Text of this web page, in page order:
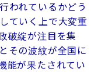
われているかどう
ていく上で大変重
破綻が注目を集
その波紋が全国に
能が果たされてい